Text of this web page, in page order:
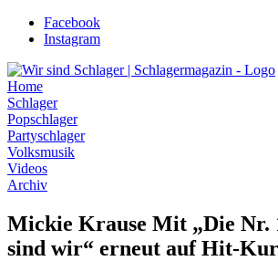
Zum
Inhalt
Facebook
Instagram
Home
Schlager
Popschlager
Partyschlager
Volksmusik
Videos
Archiv
Mickie Krause Mit „Die Nr.
sind wir“ erneut auf Hit-